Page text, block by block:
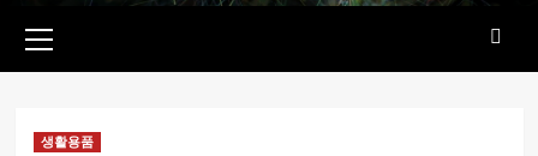
메뉴
생활용품